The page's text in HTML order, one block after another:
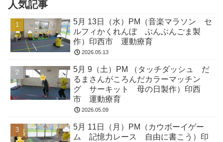
人気記事
5月 13日（水）PM（音楽マラソン セ
ルフィかくれんぼ ぶんぶんごま製
作）印西市 運動療育
2026.05.13
5月 9（土）PM （タッチダッシュ だ
るまさんがころんだカラーマッチン
グ サーキット 母の日製作）印西
市 運動療育
2026.05.09
5月 11日（月）PM（カウボーイゲー
ム 記憶力レース 自由に書こう）印